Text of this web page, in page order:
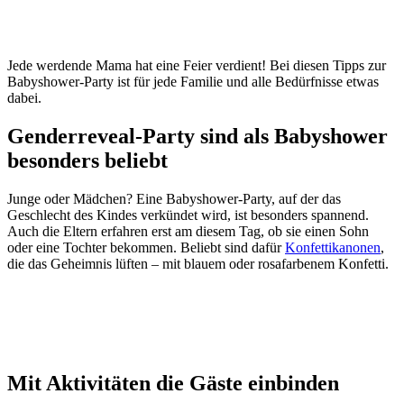
Jede werdende Mama hat eine Feier verdient! Bei diesen Tipps zur
Babyshower-Party ist für jede Familie und alle Bedürfnisse etwas
dabei.
Genderreveal-Party sind als Babyshower
besonders beliebt
Junge oder Mädchen? Eine Babyshower-Party, auf der das
Geschlecht des Kindes verkündet wird, ist besonders spannend.
Auch die Eltern erfahren erst am diesem Tag, ob sie einen Sohn
oder eine Tochter bekommen. Beliebt sind dafürKonfettikanonen,
die das Geheimnis lüften – mit blauem oder rosafarbenem Konfetti.
Mit Aktivitäten die Gäste einbinden